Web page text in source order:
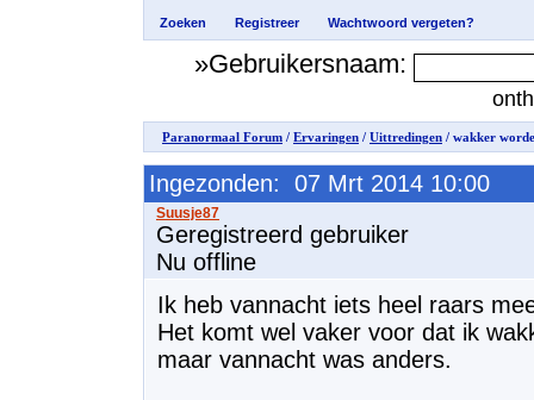
»Gebruikersnaam:
Paranormaal Forum / Ervaringen / Uittredingen / wakker
Ingezonden: 07 Mrt 2014 10:00
Geregistreerd gebruiker
Nu offline
Ik heb vannacht iets heel raars
Het komt wel vaker voor dat ik
maar vannacht was anders.